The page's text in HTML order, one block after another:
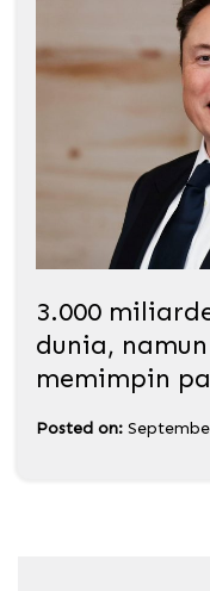
3.000
dunia,
memimpin
Posted on: